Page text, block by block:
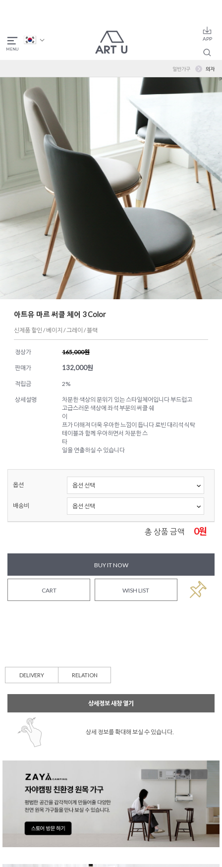
일반가구 의자
아트유 마르 써클 체어 3 Color
신제품 할인 / 베이지 / 그레이 / 블랙
정상가 165,000원
판매가 132,000원
적립금 2%
상세설명
차분한 색상의 분위기 있는 스타일체어입니다 부드럽고
고급스러운 색상에 좌석 부분의 써클 쉐
이
프가 더해져 더욱 우아한 느낌이 듭니다 로빈 대리석 식탁
테이블과 함께 우아하면서 차분한 스
타
일을 연출하실 수 있습니다
옵션
배송비
총 상품 금액 0원
BUY IT NOW
CART WISH LIST
DELIVERY RELATION
상세정보 새창 열기
상세 정보를 확대해 보실 수 있습니다.